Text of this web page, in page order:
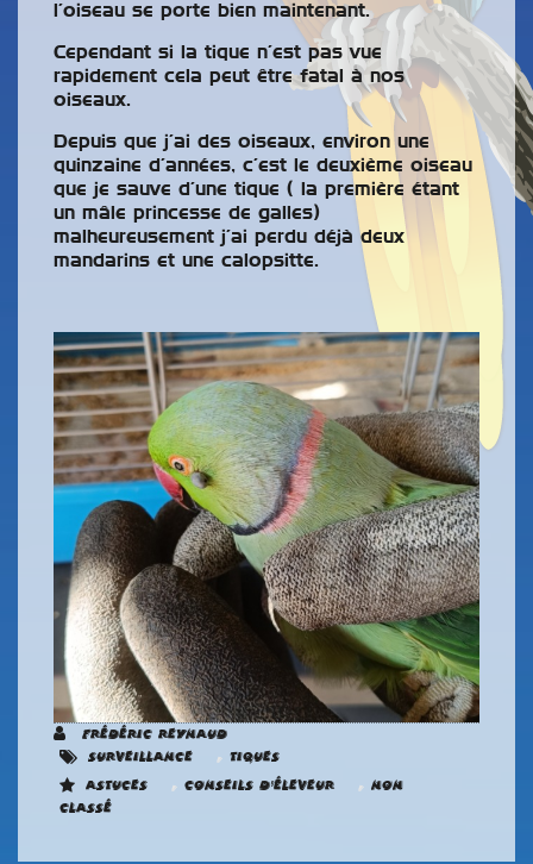
l’oiseau se porte bien maintenant.
Cependant si la tique n’est pas vue
rapidement cela peut être fatal à nos
oiseaux.
Depuis que j’ai des oiseaux, environ une
quinzaine d’années, c’est le deuxième oiseau
que je sauve d’une tique ( la première étant
un mâle princesse de galles)
malheureusement j’ai perdu déjà deux
mandarins et une calopsitte.
Frédéric REYNAUD
Surveillance
, tiques
Astuces
, Conseils d'éleveur , Non
classé